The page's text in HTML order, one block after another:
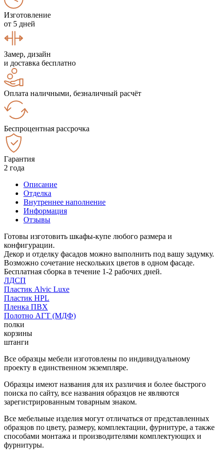
Изготовление
от 5 дней
Замер, дизайн
и доставка бесплатно
Оплата наличными, безналичный расчёт
Беспроцентная рассрочка
Гарантия
2 года
Описание
Отделка
Внутреннее наполнение
Информация
Отзывы
Готовы изготовить шкафы-купе любого размера и
конфигурации.
Декор и отделку фасадов можно выполнить под вашу задумку.
Возможно сочетание нескольких цветов в одном фасаде.
Бесплатная сборка в течение 1-2 рабочих дней.
ЛДСП
Пластик Alvic Luxe
Пластик HPL
Пленка ПВХ
Полотно АГТ (МДФ)
полки
корзины
штанги
Все образцы мебели изготовлены по индивидуальному
проекту в единственном экземпляре.
Образцы имеют названия для их различия и более быстрого
поиска по сайту, все названия образцов не являются
зарегистрированным товарным знаком.
Все мебельные изделия могут отличаться от представленных
образцов по цвету, размеру, комплектации, фурнитуре, а также
способами монтажа и производителями комплектующих и
фурнитуры.